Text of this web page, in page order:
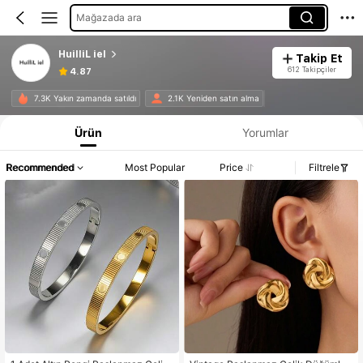
Mağazada ara
HuilliL iel
4.87
Takip Et
612 Takipçiler
7.3K Yakın zamanda satıldı 2.1K Yeniden satın alma
Ürün Yorumlar
Recommended Most Popular Price Filtrele